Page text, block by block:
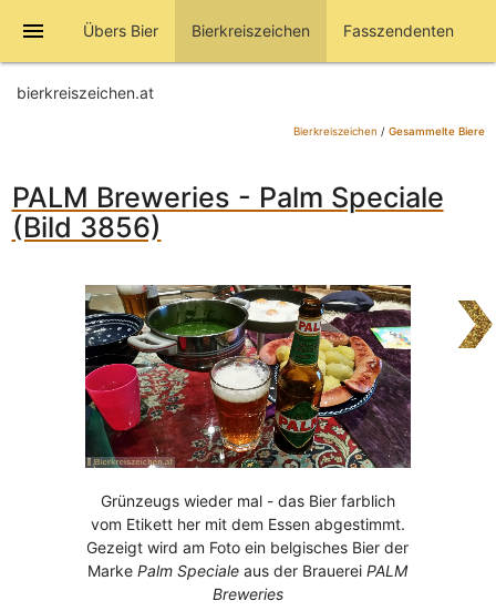
menu Übers Bier Bierkreiszeichen Fasszendenten
bierkreiszeichen.at
Bierkreiszeichen / Gesammelte Biere
PALM Breweries - Palm Speciale
(Bild 3856)
Grünzeugs wieder mal - das Bier farblich
vom Etikett her mit dem Essen abgestimmt.
Gezeigt wird am Foto ein belgisches Bier der
MarkePalm Speciale aus der BrauereiPALM
Breweries